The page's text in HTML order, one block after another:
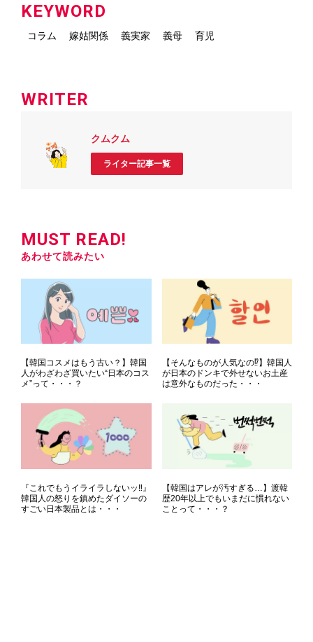
KEYWORD
コラム 嫁姑関係 義実家 義母 育児
WRITER
クムクム
ライター記事一覧
MUST READ!
あわせて読みたい
【韓国コスメはもう古い？】韓国
人がわざわざ買いたい“日本のコス
メ”って・・・？
【そんなものが人気なの⁉】韓国人
が日本のドンキで外せないお土産
は意外なものだった・・・
『これでもうイライラしないッ‼』
韓国人の怒りを鎮めたダイソーの
すごい日本製品とは・・・
【韓国はアレが汚すぎる…】渡韓
歴20年以上でもいまだに慣れない
ことって・・・？